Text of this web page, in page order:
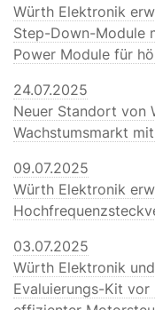
Würth Elektronik
Step-Down-Module
Power Module für
24.07.2025
Neuer Standort von
Wachstumsmarkt
09.07.2025
Würth Elektronik
03.07.2025
Würth Elektronik
Evaluierungs-Kit